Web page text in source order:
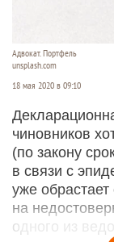
Адвокат. Портфель
unsplash.com
18 мая 2020 в 09:10
чиновников
(по закону
в связи с
уже
на
одного из